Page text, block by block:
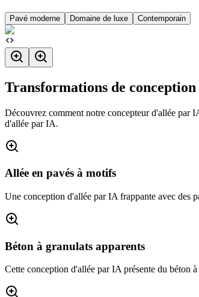
Pavé moderne Domaine de luxe Contemporain
Transformations de
Découvrez comment notre concepteur d'allée par
d'allée par IA.
Allée en pavés à motifs
Une conception d'allée par IA frappante avec des
Béton à granulats apparents
Cette conception d'allée par IA présente du béton